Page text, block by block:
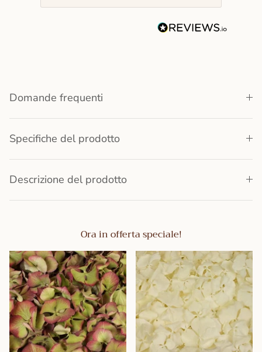
Domande frequenti
Specifiche del prodotto
Descrizione del prodotto
Ora in offerta speciale!